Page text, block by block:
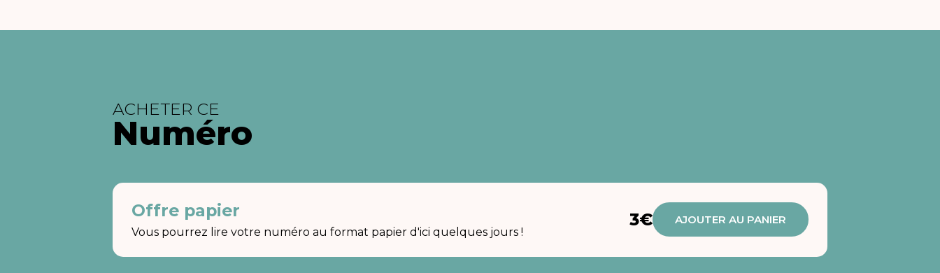
ACHETER CE
Numéro
Offre papier
Vous pourrez lire votre numéro au format papier d'ici quelques jours !
3€ AJOUTER AU PANIER